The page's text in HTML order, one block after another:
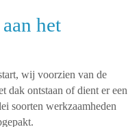
het
wij voorzien van de
dak ontstaan of dient er een
soorten werkzaamheden